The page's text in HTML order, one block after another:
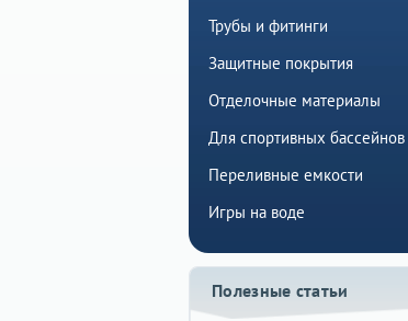
Трубы и фитинги
Защитные покрытия
Отделочные материалы
Для спортивных бассейнов
Переливные емкости
Игры на воде
Полезные статьи